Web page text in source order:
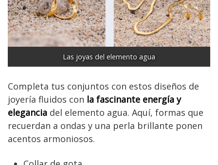
Las joyas del elemento agua
Completa tus conjuntos con estos diseños de
joyería fluidos con la fascinante energía y
elegancia del elemento agua. Aquí, formas que
recuerdan a ondas y una perla brillante ponen
acentos armoniosos.